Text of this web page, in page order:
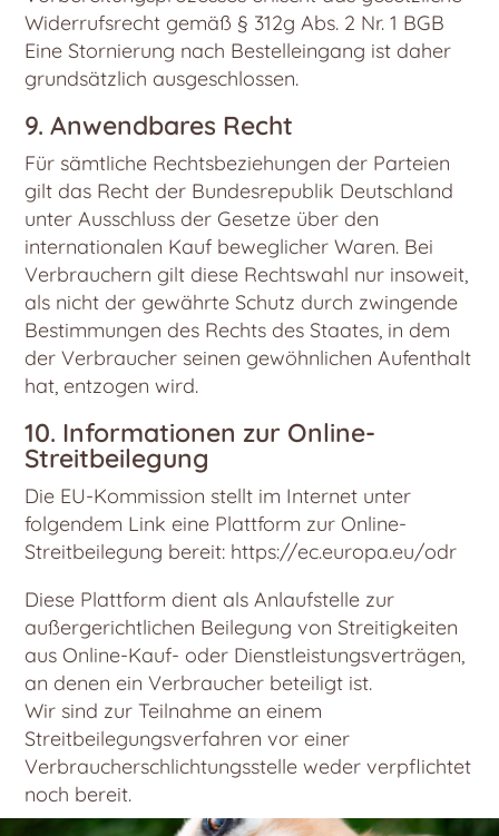
Widerrufsrecht gemäß § 312g Abs. 2 Nr. 1 BGB
Eine Stornierung nach Bestelleingang ist daher
grundsätzlich ausgeschlossen.
9. Anwendbares Recht
Für sämtliche Rechtsbeziehungen der Parteien
gilt das Recht der Bundesrepublik Deutschland
unter Ausschluss der Gesetze über den
internationalen Kauf beweglicher Waren. Bei
Verbrauchern gilt diese Rechtswahl nur insoweit,
als nicht der gewährte Schutz durch zwingende
Bestimmungen des Rechts des Staates, in dem
der Verbraucher seinen gewöhnlichen Aufenthalt
hat, entzogen wird.
10. Informationen zur Online-
Streitbeilegung
Die EU-Kommission stellt im Internet unter
folgendem Link eine Plattform zur Online-
Streitbeilegung bereit: https://ec.europa.eu/odr
Diese Plattform dient als Anlaufstelle zur
außergerichtlichen Beilegung von Streitigkeiten
aus Online-Kauf- oder Dienstleistungsverträgen,
an denen ein Verbraucher beteiligt ist.
Wir sind zur Teilnahme an einem
Streitbeilegungsverfahren vor einer
Verbraucherschlichtungsstelle weder verpflichtet
noch bereit.